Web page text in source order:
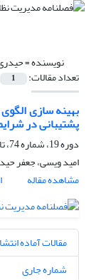
نویسنده =
تعداد مقالات: 1
بهینه سازی
پشتیبانی در
دوره 19، شماره 74، تابستان 1398، صفحه
امید ویسی، جعفر
مشاهده مقاله
مقالات آماده
شماره جاری